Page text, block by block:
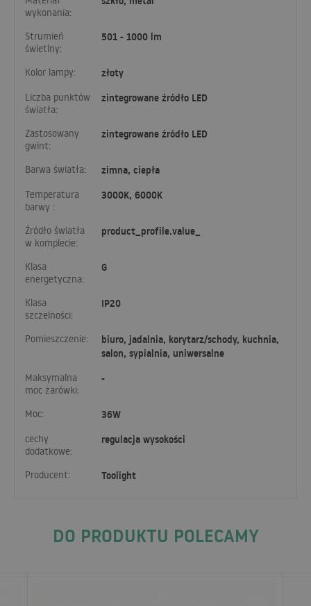
wykonania:
Strumień
świetlny:
501 - 1000 lm
Kolor lampy: złoty
Liczba punktów
światła:
zintegrowane źródło LED
Zastosowany
gwint:
zintegrowane źródło LED
Barwa światła: zimna, ciepła
Temperatura
barwy :
3000K, 6000K
Źródło światła
w komplecie:
product_profile.value_
Klasa
energetyczna:
G
Klasa
szczelności:
IP20
Pomieszczenie:
biuro, jadalnia, korytarz/schody, kuchnia,
salon, sypialnia, uniwersalne
Maksymalna
moc żarówki:
-
Moc: 36W
cechy
dodatkowe:
regulacja wysokości
Producent: Toolight
DO PRODUKTU POLECAMY